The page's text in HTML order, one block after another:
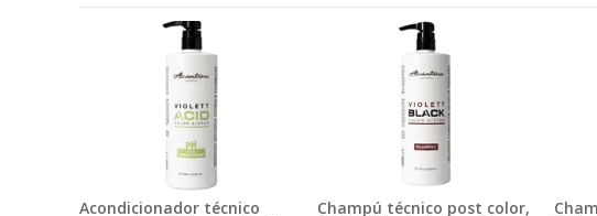
Acondicionador técnico
Champú técnico post color,